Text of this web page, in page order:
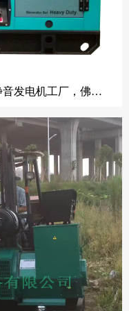
静音发电机，潍柴静音发电机，静音发电机工厂，佛山静音发电机厂家